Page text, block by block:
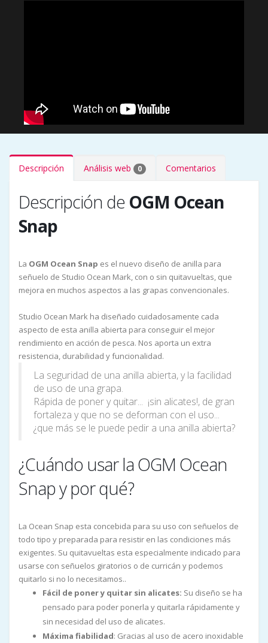
Descripción Análisis web 0 Comentarios
Descripción de OGM Ocean
Snap
La OGM Ocean Snap es el nuevo diseño de anilla para
señuelo de Studio Ocean Mark, con o sin quitavueltas, que
mejora en muchos aspectos a las grapas convencionales.
Studio Ocean Mark ha diseñado cuidadosamente cada
aspecto de esta anilla abierta para conseguir el mejor
rendimiento en acción de pesca. Nos aporta un extra
resistencia, durabilidad y funcionalidad.
La seguridad de una anilla abierta, y la facilidad
de uso de una grapa.
Rápida de poner y quitar... ¡sin alicates!, de gran
fortaleza y que no se deforman con el uso...
¿que más se le puede pedir a una anilla abierta?
¿Cuándo usar la OGM Ocean
Snap y por qué?
La Ocean Snap esta concebida para su uso con señuelos de
todo tipo y preparada para resistir en las condiciones más
exigentes. Su quitavueltas esta especialmente indicado para
usarse con señuelos giratorios o de curricán y podemos
quitarlo si no lo necesitamos..
Fácil de poner y quitar sin alicates: Su diseño se ha
pensado para poder ponerla y quitarla rápidamente y
sin necesidad del uso de alicates.
Máxima fiabilidad: Gracias al uso de acero inoxidable